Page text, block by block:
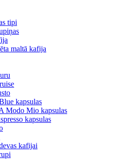
tipi
maltā kafija
kapsulas
Modo Mio kapsulas
kapsulas
kafijai